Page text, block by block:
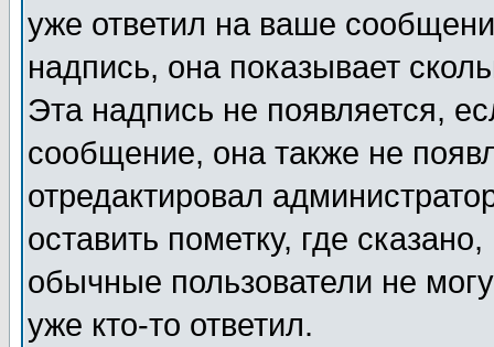
уже ответил на ваше
надпись, она показывает
Эта надпись не появляется,
сообщение, она также не
отредактировал
оставить пометку, где
обычные пользователи не
уже кто-то ответил.